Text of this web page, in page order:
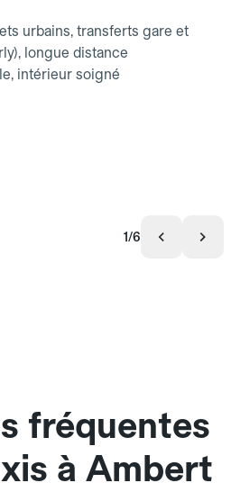
urbains, transferts gare et
longue distance
intérieur soigné
1/6
fréquentes
à Ambert